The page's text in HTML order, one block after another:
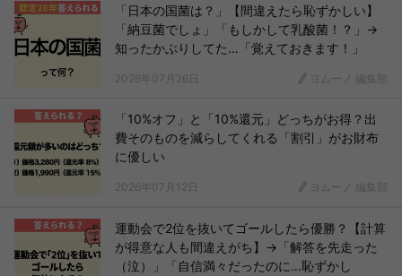
「日本の国菌は？」【間違えたら恥ずかしい】
「納豆菌でしょ」「もしかして乳酸菌！？」→
知ったかぶりしてた…「覚えておきます！」
2026年07月26日 ヨムーノ 編集部
「10%オフ」と「10%還元」どっちがお得？出
費そのものを減らしてくれる「割引」がお財布
に優しい
2026年07月12日 ヨムーノ 編集部
運動会で2位を抜いてゴールしたら優勝？【計算
が得意な人も間違えがち】→「解答を先走った
（泣）」「自信満々だったのに…恥ずかし